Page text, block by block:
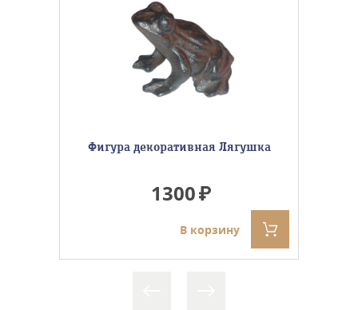
Фигура декоративная Лягушка
1300
В корзину